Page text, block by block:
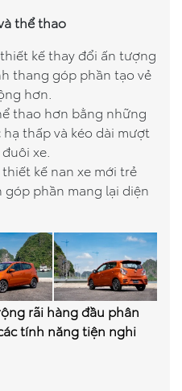
thể thao
kế thay đổi ấn tượng
thang góp phần tạo vẻ
hơn.
thao hơn bằng những
thấp và kéo dài mượt
xe.
kế nan xe mới trẻ
phần mang lại diện
rãi hàng đầu phân
tính năng tiện nghi